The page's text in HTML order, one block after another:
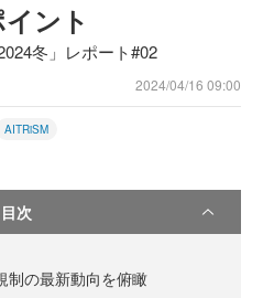
ント
冬」レポート#02
2024/04/16 09:00
AITRiSM
目次
制の最新動向を俯瞰